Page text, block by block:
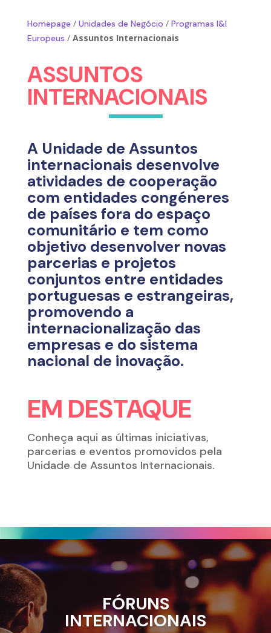
Homepage / Unidades de Negócio / Programas I&I
Europeus / Assuntos Internacionais
ASSUNTOS
INTERNACIONAIS
A Unidade de Assuntos
internacionais desenvolve
atividades de cooperação
com entidades congéneres
de países fora do espaço
comunitário e tem como
objetivo desenvolver novas
parcerias e projetos
conjuntos entre entidades
portuguesas e estrangeiras,
promovendo a
internacionalização das
empresas e do sistema
nacional de inovação.
EM DESTAQUE
Conheça aqui as últimas iniciativas,
parcerias e eventos promovidos pela
Unidade de Assuntos Internacionais.
FÓRUNS
INTERNACIONAIS